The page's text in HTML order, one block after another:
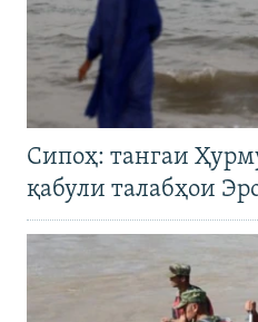
Сипоҳ: тангаи
қабули талабҳои